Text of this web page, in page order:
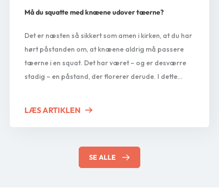
Må du squatte med knæene udover tæerne?
Det er næsten så sikkert som amen i kirken, at du har
hørt påstanden om, at knæene aldrig må passere
tæerne i en squat. Det har været – og er desværre
stadig – en påstand, der florerer derude. I dette
LÆS ARTIKLEN ABOUT MÅ DU SQUATTE MED
SE ALLE